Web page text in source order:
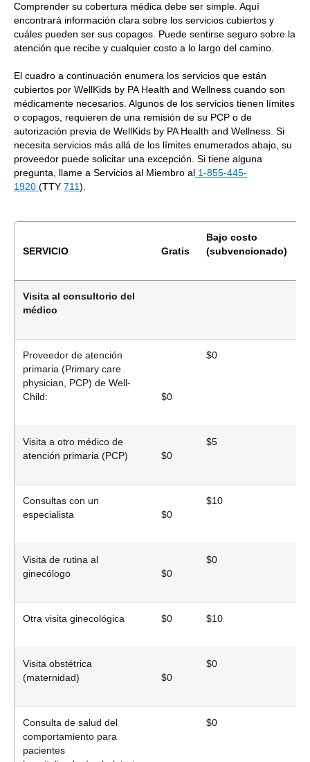
Comprender su cobertura médica debe ser simple. Aquí
encontrará información clara sobre los servicios cubiertos y
cuáles pueden ser sus copagos. Puede sentirse seguro sobre la
atención que recibe y cualquier costo a lo largo del camino.
El cuadro a continuación enumera los servicios que están
cubiertos por WellKids by PA Health and Wellness cuando son
médicamente necesarios. Algunos de los servicios tienen límites
o copagos, requieren de una remisión de su PCP o de
autorización previa de WellKids by PA Health and Wellness. Si
necesita servicios más allá de los límites enumerados abajo, su
proveedor puede solicitar una excepción. Si tiene alguna
pregunta, llame a Servicios al Miembro al 1-855-445-
1920 (TTY 711).
SERVICIO Gratis
Bajo costo
(subvencionado)
Visita al consultorio del
médico
Proveedor de atención
primaria (Primary care
physician, PCP) de Well-
Child:
$0
$0
Visita a otro médico de
atención primaria (PCP)
$0
$5
Consultas con un
especialista
$0
$10
Visita de rutina al
ginecólogo
$0
$0
Otra visita ginecológica $0 $10
Visita obstétrica
(maternidad)
$0
$0
Consulta de salud del
comportamiento para
pacientes
$0